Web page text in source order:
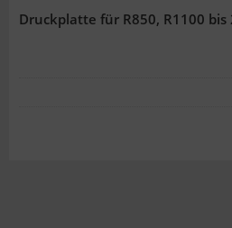
Druckplatte für R850, R1100 bis